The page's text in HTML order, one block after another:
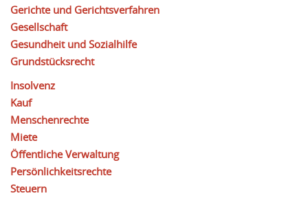
Gerichte und Gerichtsverfahren
Gesellschaft
Gesundheit und Sozialhilfe
Grundstücksrecht
Insolvenz
Kauf
Menschenrechte
Miete
Öffentliche Verwaltung
Persönlichkeitsrechte
Steuern